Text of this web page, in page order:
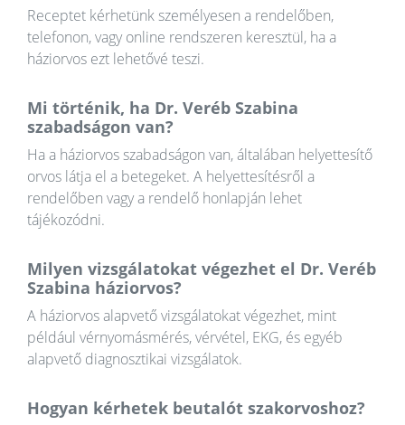
Receptet kérhetünk személyesen a rendelőben,
telefonon, vagy online rendszeren keresztül, ha a
háziorvos ezt lehetővé teszi.
Mi történik, ha Dr. Veréb Szabina
szabadságon van?
Ha a háziorvos szabadságon van, általában helyettesítő
orvos látja el a betegeket. A helyettesítésről a
rendelőben vagy a rendelő honlapján lehet
tájékozódni.
Milyen vizsgálatokat végezhet el Dr. Veréb
Szabina háziorvos?
A háziorvos alapvető vizsgálatokat végezhet, mint
például vérnyomásmérés, vérvétel, EKG, és egyéb
alapvető diagnosztikai vizsgálatok.
Hogyan kérhetek beutalót szakorvoshoz?